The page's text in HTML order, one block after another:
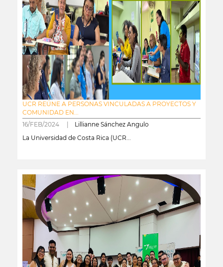
UCR REÚNE A PERSONAS VINCULADAS A PROYECTOS Y
COMUNIDAD EN...
16/FEB/2024 | Lillianne Sánchez Angulo
La Universidad de Costa Rica (UCR...